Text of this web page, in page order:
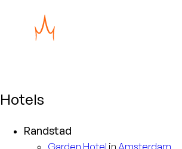
Hotels
Randstad
Garden Hotel in Amsterdam